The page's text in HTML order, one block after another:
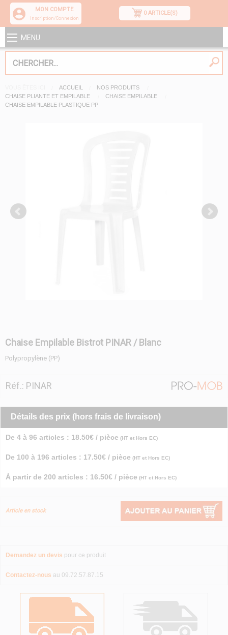
MON COMPTE
Inscription/Connexion
0 ARTICLE(S)
MENU
ACCUEIL
NOS PRODUITS
CHAISE PLIANTE ET EMPILABLE
CHAISE EMPILABLE
CHAISE EMPILABLE PLASTIQUE PP
Chaise Empilable Bistrot PINAR / Blanc
Polypropylène (PP)
Réf.: PINAR
Détails des prix (hors frais de livraison)
De 4 à 96 articles : 18.50€ / pièce (HT et Hors EC)
De 100 à 196 articles : 17.50€ / pièce (HT et Hors EC)
À partir de 200 articles : 16.50€ / pièce (HT et Hors EC)
Article en stock
Demandez un devis pour ce produit
Contactez-nous au 09.72.57.87.15